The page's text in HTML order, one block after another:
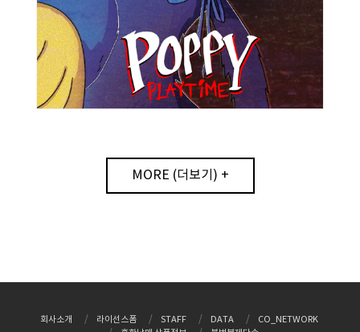
MORE (더보기) +
회사소개 라이선스폼 STAFF DATA
CO_NETWORK